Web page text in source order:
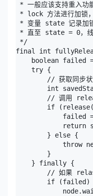
* 一般应该支持重入功
* lock 方法进行加锁，
* 变量 state 记录加
* 直至 state = 0，线
*/
final int
boolean failed
    try {
// 获取同步
int
// 调用
if
failed
return
        } else {
throw
        }
    } finally {
// 如果
        if (failed)